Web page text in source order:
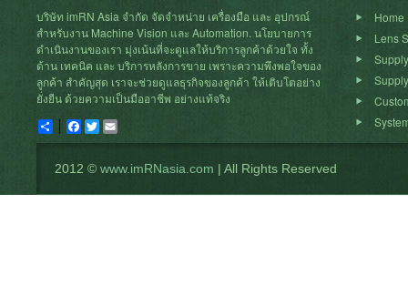
บริษัท imRN Asia จำกัด จัดจำหน่าย เครื่องมือ และ อุปกรณ์
สำหรับงาน Machine Vision และ Automation. นโยบายการ
ดำเนินงานของเรา มุ่งเน้นที่จะดูแลให้บริการลูกค้าด้วยใจ ทั้ง
ด้าน เทคนิค และ บริการหลังการขาย เพราะความพึงพอใจของ
ลูกค้า สำคัญสุด เราจะช่วยดูแลธุรกิจของลูกค้า ให้เติบโตอย่าง
ยั่งยืน ด้วยความเป็นมืออาชีพ อย่างแท้จริง
Share Facebook
Twitter
Home
Lens
2012 © www.imRNasia.com | All Rights Reserved